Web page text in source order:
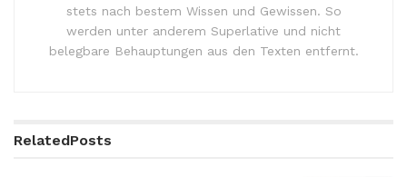
stets nach bestem Wissen und Gewissen. So
werden unter anderem Superlative und nicht
belegbare Behauptungen aus den Texten entfernt.
RelatedPosts